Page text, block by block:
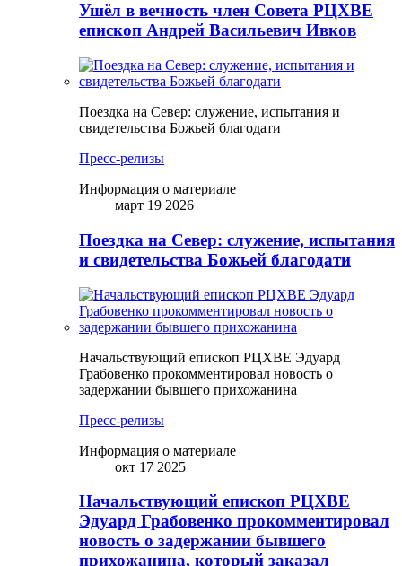
Ушёл в вечность член Совета РЦХВЕ
епископ Андрей Васильевич Ивков
Поездка на Север: служение, испытания и
свидетельства Божьей благодати
Пресс-релизы
Информация о материале
март 19 2026
Поездка на Север: служение, испытания
и свидетельства Божьей благодати
Начальствующий епископ РЦХВЕ Эдуард
Грабовенко прокомментировал новость о
задержании бывшего прихожанина
Пресс-релизы
Информация о материале
окт 17 2025
Начальствующий епископ РЦХВЕ
Эдуард Грабовенко прокомментировал
новость о задержании бывшего
прихожанина, который заказал